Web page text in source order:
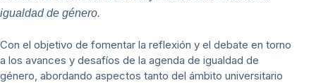
igualdad de género.
Con el objetivo de fomentar la reflexión y el debate en torno
a los avances y desafíos de la agenda de igualdad de
género, abordando aspectos tanto del ámbito universitario